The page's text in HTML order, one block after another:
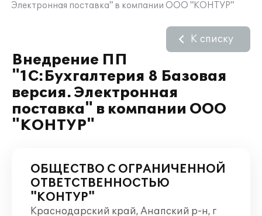
Электронная поставка" в компании ООО "КОНТУР"
Внедрение ПП
"1С:Бухгалтерия 8 Базовая
версия. Электронная
поставка" в компании ООО
"КОНТУР"
К списку
ОБЩЕСТВО С ОГРАНИЧЕННОЙ
ОТВЕТСТВЕННОСТЬЮ
"КОНТУР"
Краснодарский край, Анапский р-н, г